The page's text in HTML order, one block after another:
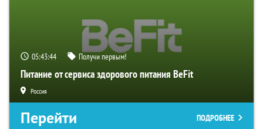
05:43:43 Получи первым!
Питание от сервиса здорового питания BeFit
Россия
Перейти ПОДРОБНЕЕ